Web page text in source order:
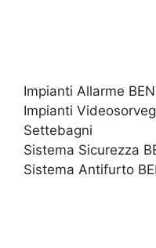
Impianti Allarme
Impianti
Settebagni
Sistema Sicurezza
Sistema Antifurto